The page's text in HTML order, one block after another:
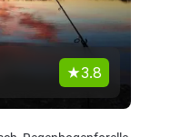
3.8